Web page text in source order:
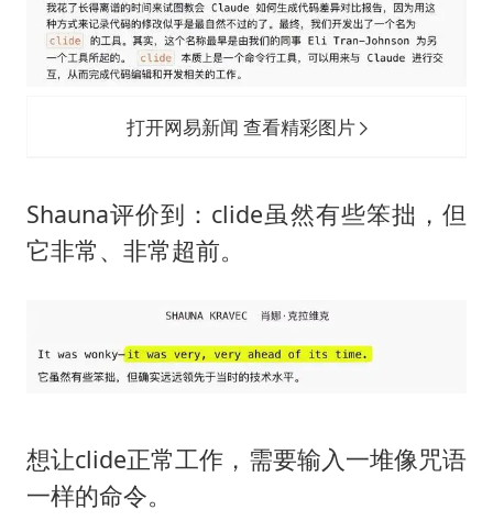
打开网易新闻 查看精彩图片
Shauna评价到：clide虽然有些笨拙，但
它非常、非常超前。
想让clide正常工作，需要输入一堆像咒语
一样的命令。